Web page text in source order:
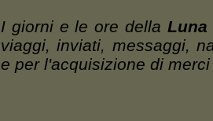
I giorni e le ore della Luna
viaggi, inviati, messaggi,
e per l'acquisizione di